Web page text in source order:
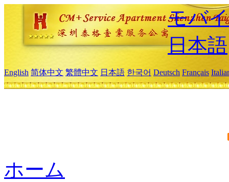
モバ
日本語
English 简体中文 繁體中文 日本語 한국어 Deutsch Français
ホーム